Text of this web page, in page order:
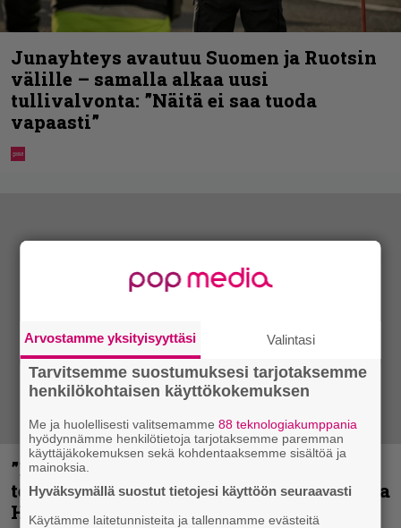
Junayhteys avautuu Suomen ja Ruotsin
välille – samalla alkaa uusi
tullivalvonta: ”Näitä ei saa tuoda
vapaasti”
”Metallica on tiukempi kuin koskaan ja
te haluatte jonkun nulikan yrittävän olla
Hetfield?” – Pepper Keenan muisteli
Arvostamme yksityisyyttäsi Valintasi
Tarvitsemme suostumuksesi tarjotaksemme
henkilökohtaisen käyttökokemuksen
Me ja huolellisesti valitsemamme88 teknologiakumppania
hyödynnämme henkilötietoja tarjotaksemme paremman
käyttäjäkokemuksen sekä kohdentaaksemme sisältöä ja
mainoksia.
Hyväksymällä suostut tietojesi käyttöön seuraavasti
Käytämme laitetunnisteita ja tallennamme evästeitä